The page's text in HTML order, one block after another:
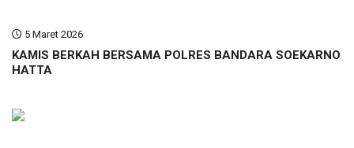
5 Maret 2026
KAMIS BERKAH BERSAMA POLRES BANDARA SOEKARNO
HATTA